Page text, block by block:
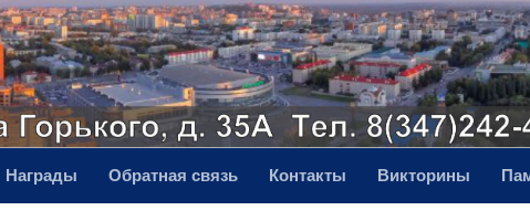
Награды Обратная связь Контакты Викторины